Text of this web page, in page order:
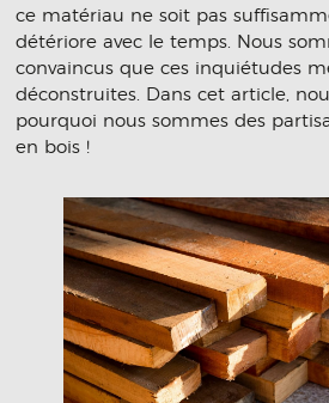
ce matériau ne soit pas
détériore avec le temps. Nous
convaincus que ces inquiétudes
déconstruites. Dans cet article,
pourquoi nous sommes des
en bois !